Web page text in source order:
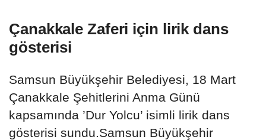
Çanakkale Zaferi için lirik dans
gösterisi
Samsun Büyükşehir Belediyesi, 18 Mart
Çanakkale Şehitlerini Anma Günü
kapsamında ’Dur Yolcu’ isimli lirik dans
gösterisi sundu.Samsun Büyükşehir